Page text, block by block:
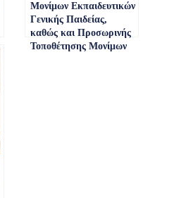
Μονίμων Εκπαιδευτικών
Γενικής Παιδείας,
καθώς και Προσωρινής
Τοποθέτησης Μονίμων